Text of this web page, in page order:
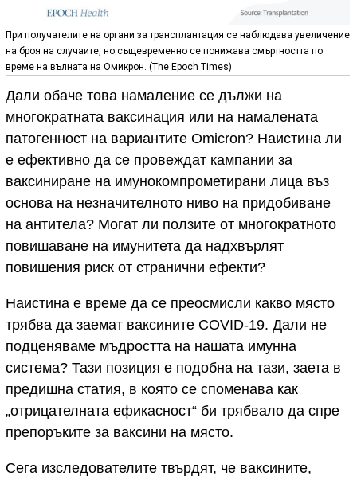
При получателите на органи за трансплантация се наблюдава увеличение
на броя на случаите, но същевременно се понижава смъртността по
време на вълната на Омикрон. (The Epoch Times)
Дали обаче това намаление се дължи на
многократната ваксинация или на намалената
патогенност на вариантите Omicron? Наистина ли
е ефективно да се провеждат кампании за
ваксиниране на имунокомпрометирани лица въз
основа на незначителното ниво на придобиване
на антитела? Могат ли ползите от многократното
повишаване на имунитета да надхвърлят
повишения риск от странични ефекти?
Наистина е време да се преосмисли какво място
трябва да заемат ваксините COVID-19. Дали не
подценяваме мъдростта на нашата имунна
система? Тази позиция е подобна на тази, заета в
предишна статия, в която се споменава как
„отрицателната ефикасност“ би трябвало да спре
препоръките за ваксини на място.
Сега изследователите твърдят, че ваксините,